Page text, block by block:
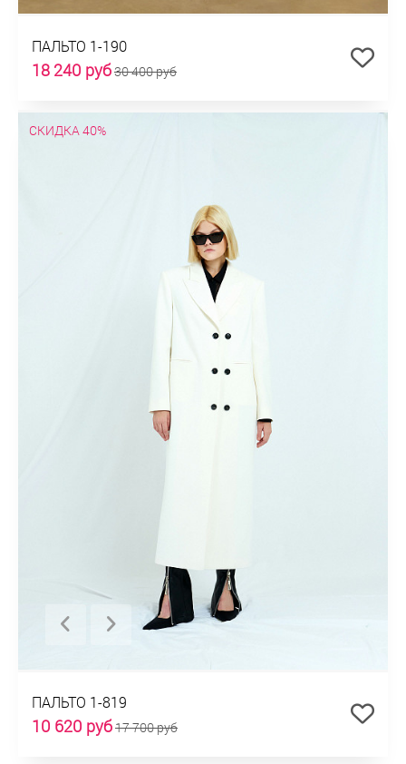
ПАЛЬТО 1-190
18 240 руб30 400 руб
СКИДКА 40%
ПАЛЬТО 1-819
10 620 руб17 700 руб